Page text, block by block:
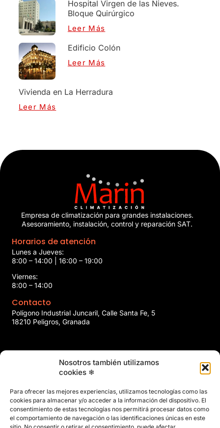
Nosotros también utilizamos
cookies ❄
Para ofrecer las mejores experiencias, utilizamos tecnologías como las
cookies para almacenar y/o acceder a la información del dispositivo. El
consentimiento de estas tecnologías nos permitirá procesar datos como
el comportamiento de navegación o las identificaciones únicas en este
Hospital Virgen de las Nieves.
Bloque Quirúrgico
Leer Más
Edificio Colón
Leer Más
Vivienda en La Herradura
Leer Más
Empresa de climatización para grandes instalaciones.
Asesoramiento, instalación, control y reparación SAT.
Horarios de atención
Lunes a Jueves:
8:00 – 14:00 | 16:00 – 19:00
Viernes:
8:00 – 14:00
Contacto
Polígono Industrial Juncaril, Calle Santa Fe, 5
18210 Peligros, Granada
marin@marinclimatizacion.com
el Trabajo
Aviso Legal
Privacidad